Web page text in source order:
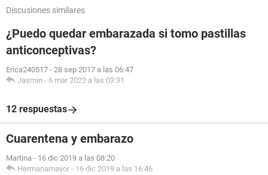
Discusiones similares
¿Puedo quedar embarazada si tomo pastillas
anticonceptivas?
Erica240517 - 28 sep 2017 a las 06:47
Jasmin - 6 mar 2022 a las 03:31
12 respuestas
Cuarentena y embarazo
Martina - 16 dic 2019 a las 08:20
Hermanamayor - 16 dic 2019 a las 16:46